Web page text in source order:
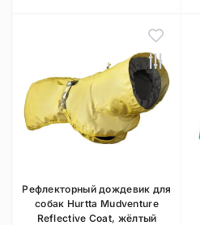
Рефлекторный дождевик для
собак Hurtta Mudventure
Reflective Coat, жёлтый